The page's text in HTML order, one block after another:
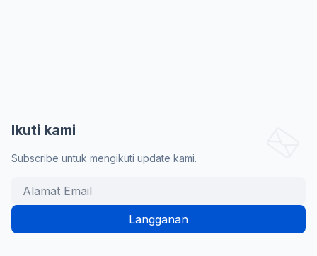
Ikuti kami
Subscribe untuk mengikuti update kami.